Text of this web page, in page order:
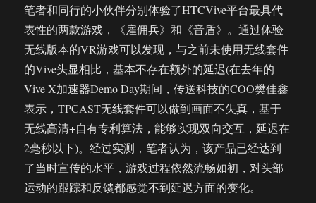
笔者和同行的小伙伴分别体验了HTCVive平台最具代
表性的两款游戏，《雇佣兵》和《音盾》。通过体验
无线版本的VR游戏可以发现，与之前未使用无线套件
的Vive头显相比，基本不存在额外的延迟(在去年的
Vive X加速器Demo Day期间，传送科技的COO樊佳鑫
表示，TPCAST无线套件可以做到画面不失真，基于
无线高清+自有专利算法，能够实现双向交互，延迟在
2毫秒以下)。经过实测，笔者认为，该产品已经达到
了当时宣传的水平，游戏过程依然流畅如初，对头部
运动的跟踪和反馈都感觉不到延迟方面的变化。